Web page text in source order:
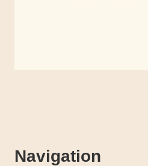
Navigation